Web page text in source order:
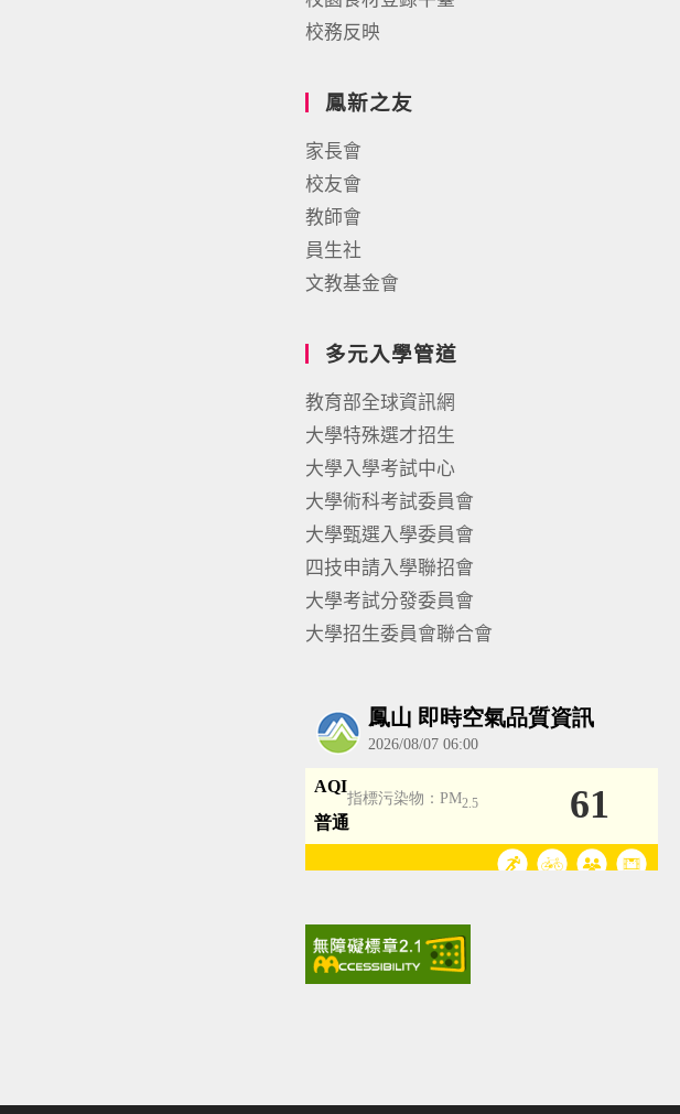
校務反映
鳳新之友
家長會
校友會
教師會
員生社
文教基金會
多元入學管道
教育部全球資訊網
大學特殊選才招生
大學入學考試中心
大學術科考試委員會
大學甄選入學委員會
四技申請入學聯招會
大學考試分發委員會
大學招生委員會聯合會